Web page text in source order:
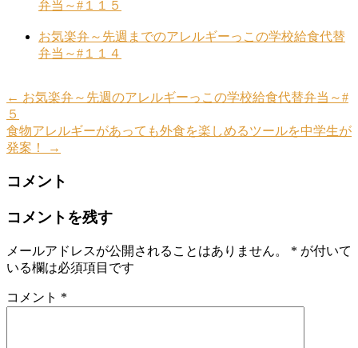
弁当～#１１５
お気楽弁～先週までのアレルギーっこの学校給食代替
弁当～#１１４
← お気楽弁～先週のアレルギーっこの学校給食代替弁当～#
５
食物アレルギーがあっても外食を楽しめるツールを中学生が
発案！
→
コメント
コメントを残す
メールアドレスが公開されることはありません。 * が付いて
いる欄は必須項目です
コメント *